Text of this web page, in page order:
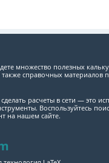
множество полезных
также справочных материалов
расчеты в сети — это
Воспользуйтесь
на нашем сайте.